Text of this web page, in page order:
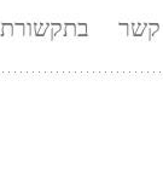
קשר בתקשורת